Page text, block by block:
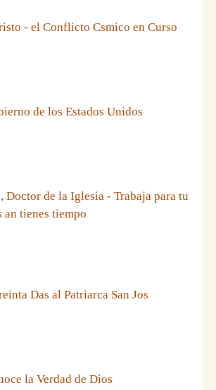
- el Conflicto Csmico en Curso
de los Estados Unidos
Doctor de la Iglesia - Trabaja para tu
an tienes tiempo
Das al Patriarca San Jos
la Verdad de Dios